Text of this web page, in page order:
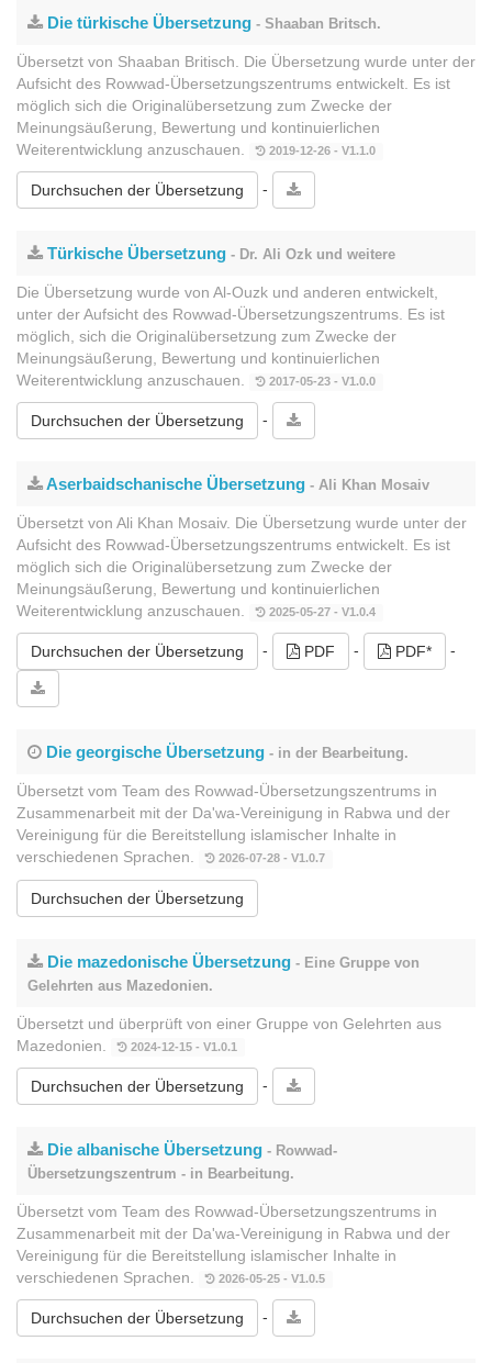
Die türkische Übersetzung - Shaaban Britsch.
Übersetzt von Shaaban Britisch. Die Übersetzung wurde unter der
Aufsicht des Rowwad-Übersetzungszentrums entwickelt. Es ist
möglich sich die Originalübersetzung zum Zwecke der
Meinungsäußerung, Bewertung und kontinuierlichen
Weiterentwicklung anzuschauen.
2019-12-26 - V1.1.0
Durchsuchen der Übersetzung -
Türkische Übersetzung - Dr. Ali Ozk und weitere
Die Übersetzung wurde von Al-Ouzk und anderen entwickelt,
unter der Aufsicht des Rowwad-Übersetzungszentrums. Es ist
möglich, sich die Originalübersetzung zum Zwecke der
Meinungsäußerung, Bewertung und kontinuierlichen
Weiterentwicklung anzuschauen.
2017-05-23 - V1.0.0
Durchsuchen der Übersetzung -
Aserbaidschanische Übersetzung - Ali Khan Mosaiv
Übersetzt von Ali Khan Mosaiv. Die Übersetzung wurde unter der
Aufsicht des Rowwad-Übersetzungszentrums entwickelt. Es ist
möglich sich die Originalübersetzung zum Zwecke der
Meinungsäußerung, Bewertung und kontinuierlichen
Weiterentwicklung anzuschauen.
2025-05-27 - V1.0.4
Durchsuchen der Übersetzung - PDF - PDF* -
Die georgische Übersetzung - in der Bearbeitung.
Übersetzt vom Team des Rowwad-Übersetzungszentrums in
Zusammenarbeit mit der Da'wa-Vereinigung in Rabwa und der
Vereinigung für die Bereitstellung islamischer Inhalte in
verschiedenen Sprachen.
2026-07-28 - V1.0.7
Durchsuchen der Übersetzung
Die mazedonische Übersetzung - Eine Gruppe von
Gelehrten aus Mazedonien.
Übersetzt und überprüft von einer Gruppe von Gelehrten aus
Mazedonien.
2024-12-15 - V1.0.1
Durchsuchen der Übersetzung -
Die albanische Übersetzung - Rowwad-
Übersetzungszentrum - in Bearbeitung.
Übersetzt vom Team des Rowwad-Übersetzungszentrums in
Zusammenarbeit mit der Da'wa-Vereinigung in Rabwa und der
Vereinigung für die Bereitstellung islamischer Inhalte in
verschiedenen Sprachen.
2026-05-25 - V1.0.5
Durchsuchen der Übersetzung -